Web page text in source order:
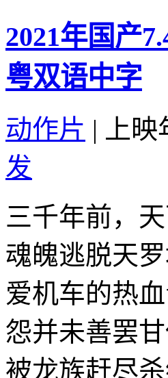
2021年国产
粤双语中字
动作片 | 上
发
三千年前，
魂魄逃脱天
爱机车的热
怨并未善罢
被龙族赶尽